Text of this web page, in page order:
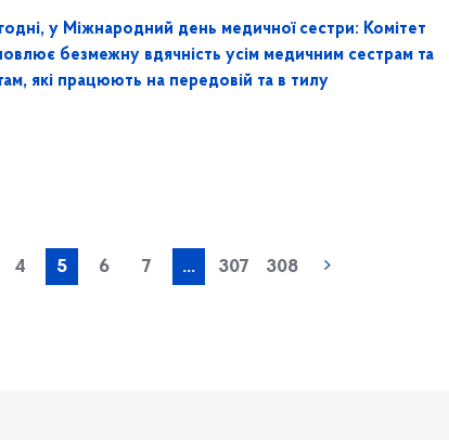
у Міжнародний день медичної сестри: Комітет
безмежну вдячність усім медичним сестрам та
які працюють на передовій та в тилу
4 5 6 7 ... 307 308